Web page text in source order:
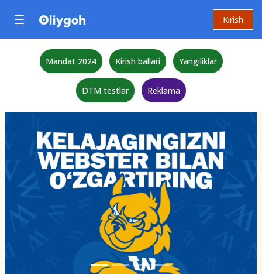
Kirish
Mandat 2024 Kirish ballari Yangiliklar
DTM testlar Reklama